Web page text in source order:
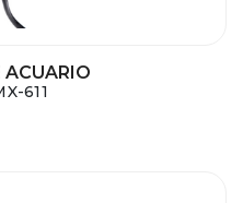
ACUARIO
611